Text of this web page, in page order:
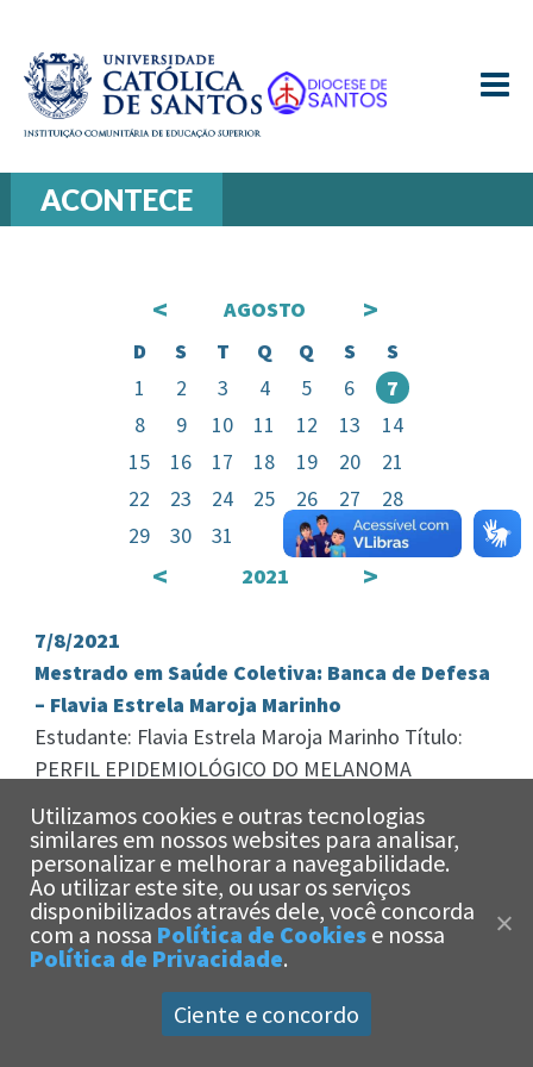
≡
ACONTECE
< AGOSTO >
D S T Q Q S
S
1
2 3 4 5 6
7
8
9 10 11 12 13
14
15
16 17 18 19 20
21
22
23 24 25 26 27
28
29
30 31
< 2021 >
7/8/2021
Mestrado em Saúde Coletiva: Banca de Defesa
– Flavia Estrela Maroja Marinho
Estudante: Flavia Estrela Maroja Marinho Título:
PERFIL EPIDEMIOLÓGICO DO MELANOMA
CUTÂNEO DE UM HOSPITAL DE REFERÊNCIA EM
ONCOLOGIA DO ESTADO […]
Olá!Estamos aqui
para te ajudar!
Universidade Católica de Santos -Política de Privacidade
Política de Cookies
Utilizamos cookies e outras tecnologias
similares em nossos websites para analisar,
personalizar e melhorar a navegabilidade.
Ao utilizar este site, ou usar os serviços
disponibilizados através dele, você concorda
com a nossa Política de Cookies e nossa
Política de Privacidade.
Ciente e concordo